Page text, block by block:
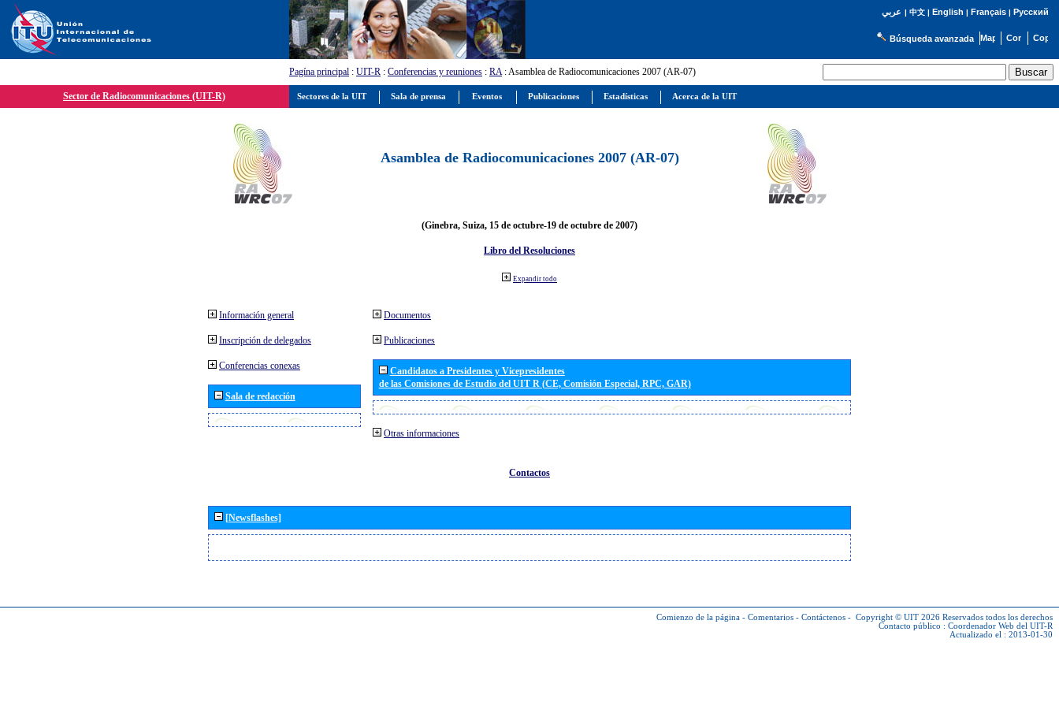
عربي | 中文| English | Français| Русский
Búsqueda avanzada
Pagína principal : UIT-R : Conferencias y reuniones : RA: Asamblea de Radiocomunicaciones 2007 (AR-07)
Sector de Radiocomunicaciones (UIT-R)
Asamblea de Radiocomunicaciones 2007 (AR-07)
(Ginebra, Suiza, 15 de octubre-19 de octubre de 2007)
Libro del Resoluciones
Expandir todo
Información general
Inscripción de delegados
Conferencias conexas
Sala de redacción
Documentos
Publicaciones
Candidatos a Presidentes y Vicepresidentes
de las Comisiones de Estudio del UIT R (CE, Comisión Especial, RPC, GAR)
Otras informaciones
Contactos
[Newsflashes]
Comienzo de la página - Comentarios - Contáctenos - Copyright © UIT 2026 Reservados todos los derechos
Contacto público : Coordenador Web del UIT-R
Actualizado el : 2013-01-30
Sectores de la UIT Sala de prensa Eventos Publicaciones Estadísticas Acerca de la UIT